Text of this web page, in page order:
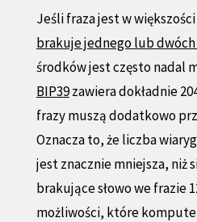
Jeśli fraza jest w
brakuje jednego lub dwóch
środków jest często nadal
BIP39zawiera dokładnie
frazy muszą dodatkowo
Oznacza to, że liczba
jest znacznie mniejsza, niż
brakujące słowo we frazie
możliwości, które